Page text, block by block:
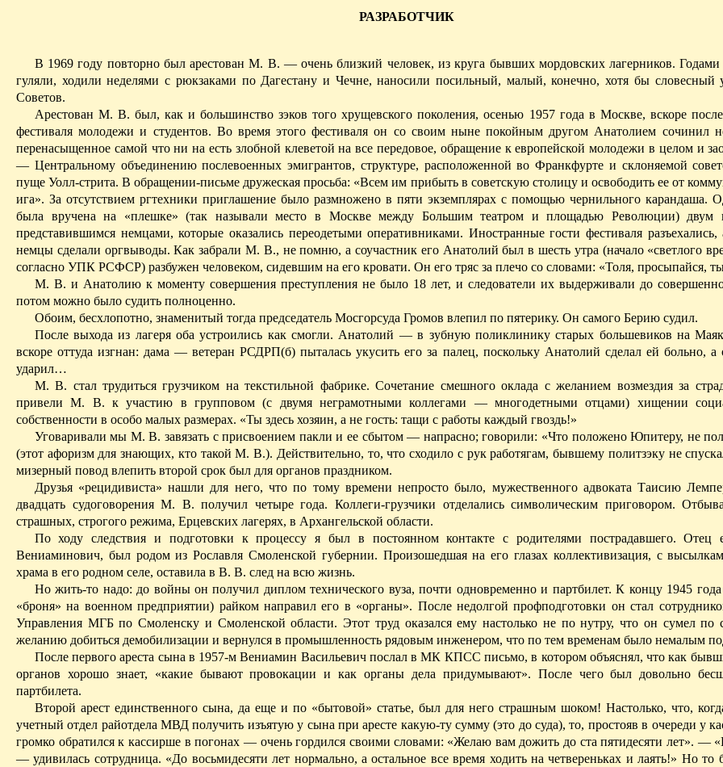
РАЗРАБОТЧИК
В 1969 году повторно был арестован М. В. — очень близкий человек, из круга бывших мордовских лагерников. Годами
гуляли, ходили неделями с рюкзаками по Дагестану и Чечне, наносили посильный, малый, конечно, хотя бы словесный
Советов.
Арестован М. В. был, как и большинство зэков того хрущевского поколения, осенью 1957 года в Москве, вскоре
фестиваля молодежи и студентов. Во время этого фестиваля он со своим ныне покойным другом Анатолием сочинил
перенасыщенное самой что ни на есть злобной клеветой на все передовое, обращение к европейской молодежи в целом и
— Центральному объединению послевоенных эмигрантов, структуре, расположенной во Франкфурте и склоняемой
пуще Уолл-стрита. В обращении-письме дружеская просьба: «Всем им прибыть в советскую столицу и освободить ее от
ига». За отсутствием ргтехники приглашение было размножено в пяти экземплярах с помощью чернильного карандаша.
была вручена на «плешке» (так называли место в Москве между Большим театром и площадью Революции) двум
представившимся немцами, которые оказались переодетыми оперативниками. Иностранные гости фестиваля
немцы сделали оргвыводы. Как забрали М. В., не помню, а соучастник его Анатолий был в шесть утра (начало «светлого
согласно УПК РСФСР) разбужен человеком, сидевшим на его кровати. Он его тряс за плечо со словами: «Толя, просыпайся,
М. В. и Анатолию к моменту совершения преступления не было 18 лет, и следователи их выдерживали до
потом можно было судить полноценно.
Обоим, бесхлопотно, знаменитый тогда председатель Мосгорсуда Громов влепилпо пятерику. Он самого Берию судил.
После выхода из лагеря обаустроились как смогли. Анатолий — в зубную поликлинику старых большевиков на
вскоре оттуда изгнан: дама — ветеран РСДРП(б) пыталась укусить его за палец, поскольку Анатолий сделал ей больно, а
ударил…
М. В. стал трудиться грузчиком на текстильной фабрике. Сочетание смешного оклада с желанием возмездия за
привели М. В. к участию в групповом (с двумя неграмотными коллегами — многодетными отцами) хищении
собственности в особо малых размерах. «Ты здесь хозяин, а не гость: тащи с работы каждый гвоздь!»
Уговаривали мы М. В. завязать с присвоением пакли и ее сбытом — напрасно; говорили: «Что положено Юпитеру, не
(этот афоризм длязнающих, кто такой М. В.). Действительно, то, что сходило с рук работягам,бывшему политзэку не
мизерный повод влепить второй срок был для органов праздником.
Друзья «рецидивиста» нашли для него, что по тому времени непросто было, мужественного адвоката Таисию
двадцать судоговорения М. В. получил четыре года. Коллеги-грузчики отделались символическим приговором.
страшных, строгого режима, Ерцевских лагерях, в Архангельской области.
По ходу следствия и подготовки к процессу я был в постоянном контакте с родителями пострадавшего. Отец
Вениаминович, был родом из Рославля Смоленской губернии. Произошедшая на его глазах коллективизация, с
храма в его родном селе, оставила в В. В. след на всю жизнь.
Но жить-то надо: до войны он получил диплом технического вуза, почти одновременно и партбилет. К концу 1945
«броня» на военном предприятии) райком направил его в «органы». После недолгой профподготовки он стал
Управления МГБ по Смоленску и Смоленской области. Этот труд оказался ему настолько не по нутру, что он сумел по
желанию добиться демобилизации и вернулся в промышленность рядовым инженером, что по тем временам было немалым
После первого ареста сына в 1957-м Вениамин Васильевич послал в МК КПСС письмо, в котором объяснял, что как
органов хорошо знает, «какие бывают провокации и как органы дела придумывают». После чего был довольно
партбилета.
Второй арест единственного сына, да еще и по «бытовой» статье, был для него страшным шоком! Настолько, что,
учетный отдел рай­отдела МВД получить изъятую у сына при аресте какую-ту сумму (это до суда), то, простояв в очереди у
громко обратился к кассирше в погонах — очень гордился своими словами: «Желаю вам дожить до ста пятидесяти лет». —
— удивилась сотрудница. «До восьмидесяти лет нормально, а остальное все время ходить на четвереньках и лаять!» Но то